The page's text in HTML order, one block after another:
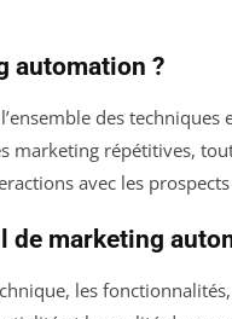
automation ?
des techniques
marketing répétitives,
avec les
marketing
les